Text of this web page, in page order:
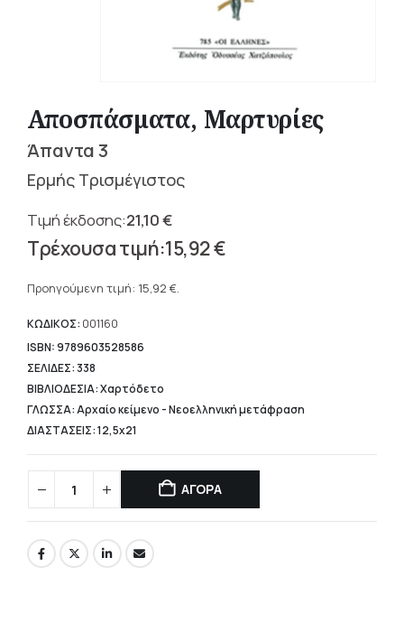
Αποσπάσματα, Μαρτυρίες
Άπαντα 3
Ερμής Τρισμέγιστος
21,10€
Original
price
21,10 €.
15,92€
τρέχουσα
είναι:
15,92 €.
Προηγούμενη τιμή: 15,92 €.
ΚΩΔΙΚΟΣ: 001160
ISBN: 9789603528586
ΣΕΛΙΔΕΣ: 338
ΒΙΒΛΙΟΔΕΣΙΑ: Χαρτόδετο
ΓΛΩΣΣΑ: Αρχαίο κείμενο - Νεοελληνική μετάφραση
ΔΙΑΣΤΑΣΕΙΣ: 12,5x21
ΑΓΟΡΑ